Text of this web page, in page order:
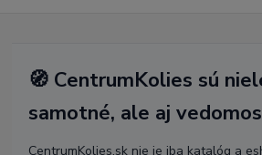
🧭 CentrumKolies sú
samotné, ale aj
CentrumKolies.sk nie je iba katalóg a